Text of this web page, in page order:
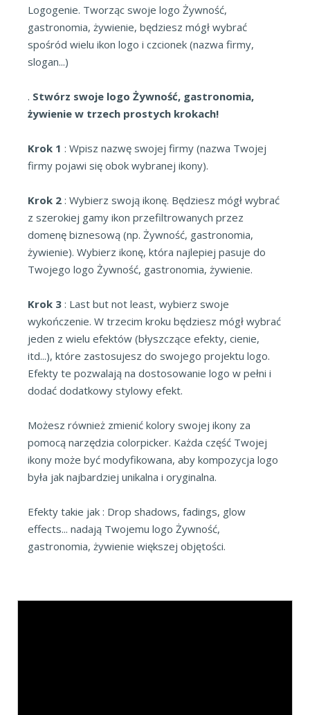
Logogenie. Tworząc swoje logo Żywność,
gastronomia, żywienie, będziesz mógł wybrać
spośród wielu ikon logo i czcionek (nazwa firmy,
slogan...)
. Stwórz swoje logo Żywność, gastronomia,
żywienie w trzech prostych krokach!
Krok 1 : Wpisz nazwę swojej firmy (nazwa Twojej
firmy pojawi się obok wybranej ikony).
Krok 2 : Wybierz swoją ikonę. Będziesz mógł wybrać
z szerokiej gamy ikon przefiltrowanych przez
domenę biznesową (np. Żywność, gastronomia,
żywienie). Wybierz ikonę, która najlepiej pasuje do
Twojego logo Żywność, gastronomia, żywienie.
Krok 3 : Last but not least, wybierz swoje
wykończenie. W trzecim kroku będziesz mógł wybrać
jeden z wielu efektów (błyszczące efekty, cienie,
itd...), które zastosujesz do swojego projektu logo.
Efekty te pozwalają na dostosowanie logo w pełni i
dodać dodatkowy stylowy efekt.
Możesz również zmienić kolory swojej ikony za
pomocą narzędzia colorpicker. Każda część Twojej
ikony może być modyfikowana, aby kompozycja logo
była jak najbardziej unikalna i oryginalna.
Efekty takie jak : Drop shadows, fadings, glow
effects... nadają Twojemu logo Żywność,
gastronomia, żywienie większej objętości.